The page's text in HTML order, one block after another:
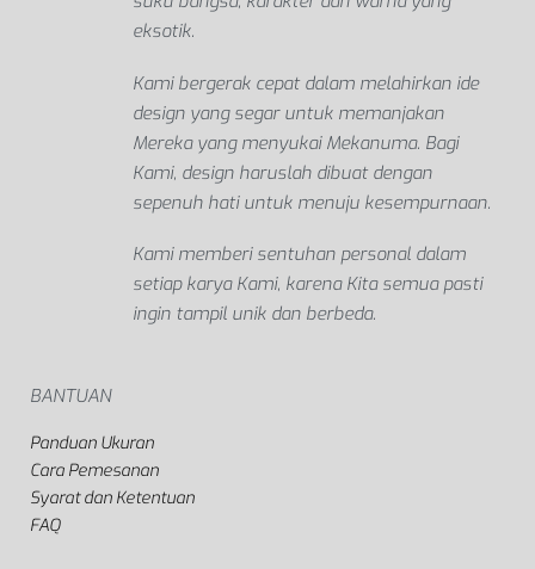
eksotik.
Kami bergerak cepat dalam melahirkan ide
design yang segar untuk memanjakan
Mereka yang menyukai Mekanuma. Bagi
Kami, design haruslah dibuat dengan
sepenuh hati untuk menuju kesempurnaan.
Kami memberi sentuhan personal dalam
setiap karya Kami, karena Kita semua pasti
ingin tampil unik dan berbeda.
BANTUAN
Panduan Ukuran
Cara Pemesanan
Syarat dan Ketentuan
FAQ